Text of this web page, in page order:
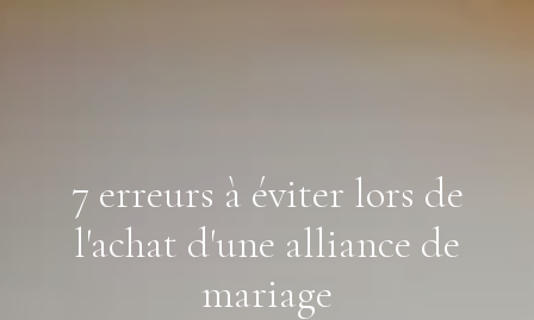
7 erreurs à éviter lors de
l'achat d'une alliance de
mariage